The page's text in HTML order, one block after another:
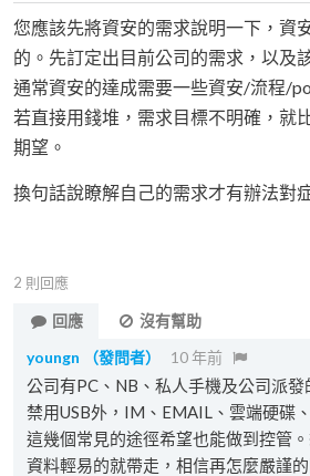
您應該先將資安的需求說明一下，資
的。先訂定出目前公司的需求，以及
通常資安的達成需要一些資安/流程/
若直接用錢堆，需求目標不明確，就
期望。
換句話說瞭解自己的需求才有辦法對
2 則回應
回應
沒有幫助
youngn
（發問者） 10 年前
公司有PC、NB、私人手機及公司派
禁用USB外，IM、EMAIL、雲端硬碟
這幾個常見的途徑希望也能做到控管
資料輕易的就帶走，相信再怎麼嚴謹